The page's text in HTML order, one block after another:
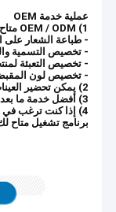
عملية خدمة OEM
1) OEM / ODM متاح
- طباعة الشعار على
- تخصيص التسمية
- تخصيص التعبئة
- تخصيص لون
2) يمكن تحضير العينات لك في الوقت المحدد
3) أفضل خدمة ما بعد البيع يمكن أن تحل مشاكلك في أي وقت.
4) إذا كنت ترغب في
برنامج تشغيل متاح